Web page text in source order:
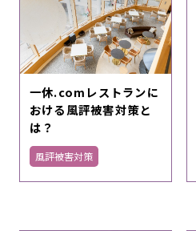
一休.comレストランに
おける風評被害対策と
は？
風評被害対策